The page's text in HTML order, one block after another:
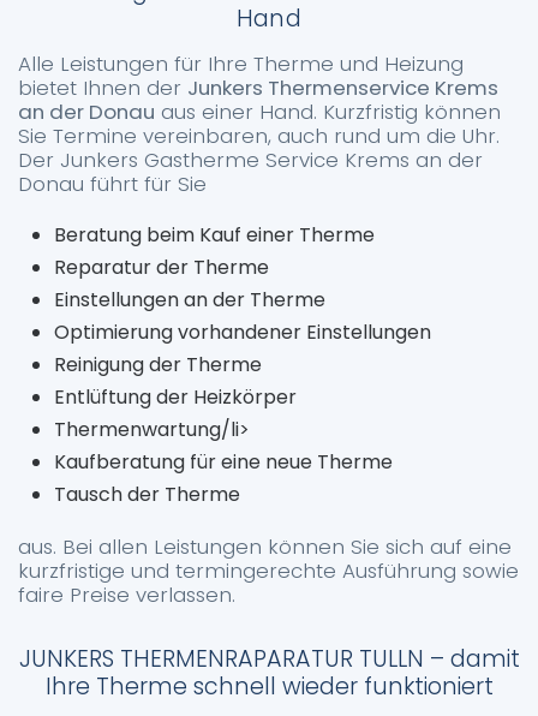
Hand
Alle Leistungen für Ihre Therme und Heizung
bietet Ihnen der Junkers Thermenservice Krems
an der Donau aus einer Hand. Kurzfristig können
Sie Termine vereinbaren, auch rund um die Uhr.
Der Junkers Gastherme Service Krems an der
Donau führt für Sie
Beratung beim Kauf einer Therme
Reparatur der Therme
Einstellungen an der Therme
Optimierung vorhandener Einstellungen
Reinigung der Therme
Entlüftung der Heizkörper
Thermenwartung/li>
Kaufberatung für eine neue Therme
Tausch der Therme
aus. Bei allen Leistungen können Sie sich auf eine
kurzfristige und termingerechte Ausführung sowie
faire Preise verlassen.
JUNKERS THERMENRAPARATUR TULLN – damit
Ihre Therme schnell wieder funktioniert